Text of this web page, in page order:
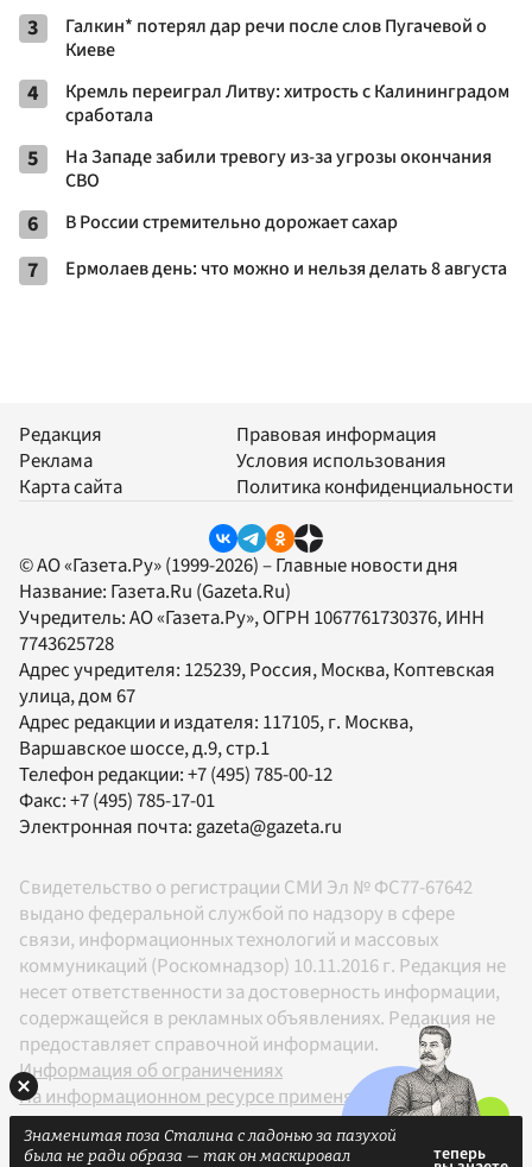
3
Галкин* потерял дар речи после слов Пугачевой о
Киеве
4
Кремль переиграл Литву: хитрость с Калининградом
сработала
5
На Западе забили тревогу из-за угрозы окончания
СВО
6 В России стремительно дорожает сахар
7 Ермолаев день: что можно и нельзя делать 8 августа
Редакция
Реклама
Карта сайта
Правовая информация
Условия использования
Политика конфиденциальности
© АО «Газета.Ру» (1999-2026) – Главные новости дня
Название: Газета.Ru (Gazeta.Ru)
Учредитель:АО «Газета.Ру», ОГРН 1067761730376, ИНН
7743625728
Адрес учредителя: 125239, Россия, Москва, Коптевская
улица, дом 67
Адрес редакции и издателя: 117105, г. Москва,
Варшавское шоссе, д.9, стр.1
Телефон редакции:+7 (495) 785-00-12
Факс:+7 (495) 785-17-01
Электронная почта:gazeta@gazeta.ru
Свидетельство о регистрации СМИ Эл № ФС77-67642
выдано федеральной службой по надзору в сфере
связи, информационных технологий и массовых
коммуникаций (Роскомнадзор) 10.11.2016 г. Редакция не
несет ответственности за достоверность информации,
содержащейся в рекламных объявлениях. Редакция не
предоставляет справочной информации.
Информация об ограничениях
На информационном ресурсе применяются
рекомендательные технологии в соответствии с
Правилами
Знаменитая поза Сталина с ладонью за пазухой
была не ради образа — так он маскировал